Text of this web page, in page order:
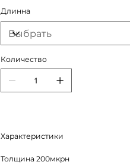
Длинна
Количество
Характеристики
Толщина 200мкрн